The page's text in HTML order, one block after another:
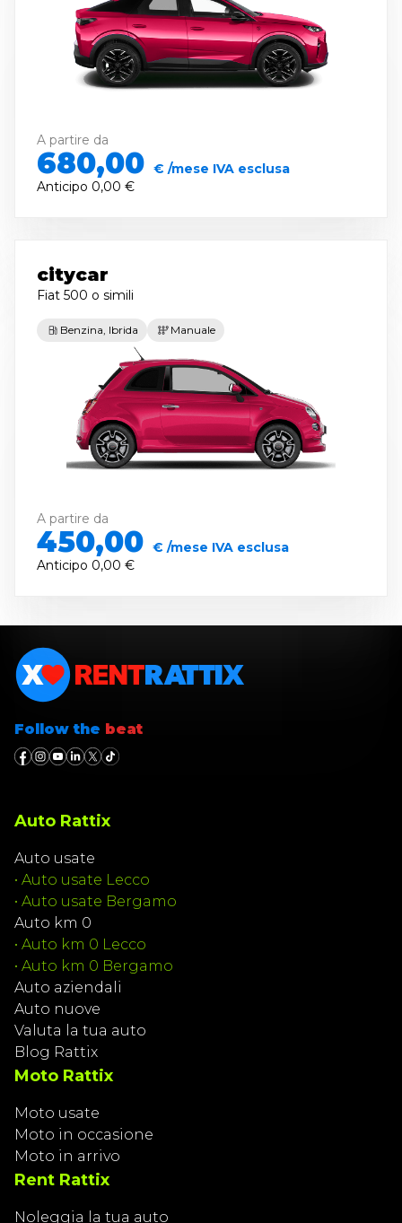
A partire da
680,00 € /mese IVA esclusa
Anticipo 0,00 €
citycar
Fiat 500 o simili
Benzina, Ibrida Manuale
A partire da
450,00 € /mese IVA esclusa
Anticipo 0,00 €
Follow the beat
Auto Rattix
Auto usate
• Auto usate Lecco
• Auto usate Bergamo
Auto km 0
• Auto km 0 Lecco
• Auto km 0 Bergamo
Auto aziendali
Auto nuove
Valuta la tua auto
Blog Rattix
Moto Rattix
Moto usate
Moto in occasione
Moto in arrivo
Rent Rattix
Noleggia la tua auto